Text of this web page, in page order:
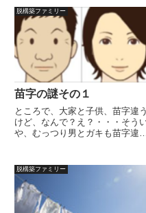
いて言うなら何で自分の子じゃ
い子供を面倒見てるんだってこと
くらいで、別にそれだって大して
興味はないけど、言っちゃあ悪
い...
脱構築ファミリー
苗字の謎その１
ところで、大家と子供、苗字違う
けど、なんで？え？・・・そう
や、むっつり男とガキも苗字違っ
ったこっちゃないっていうか、
係ないし・・・・知ってんの？い
いえじゃあ、なんで間が空くわ
け...
脱構築ファミリー